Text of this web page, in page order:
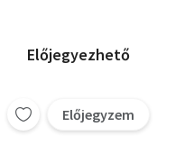
Előjegyezhető
Előjegyzem